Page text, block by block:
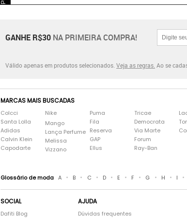
GANHE R$30 NA PRIMEIRA COMPRA!
Válido apenas em produtos selecionados. Veja as regras. Ao se
MARCAS MAIS BUSCADAS
Colcci
Santa Lolla
Adidas
Calvin Klein
Capodarte
Nike
Mango
Lança Perfume
Melissa
Vizzano
Puma
Fila
Reserva
GAP
Ellus
Tricae
Democrata
Via Marte
Forum
Ray-Ban
Glossário de moda A • B • C • D • E • F • G • H • I •
SOCIAL
Dafiti Blog
AJUDA
Dúvidas frequentes